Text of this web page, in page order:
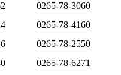
0265-78-3060
0265-78-4160
0265-78-2550
0265-78-6271